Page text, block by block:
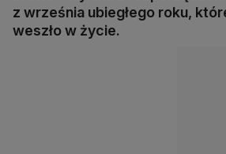
z września ubiegłego roku,
weszło w życie.